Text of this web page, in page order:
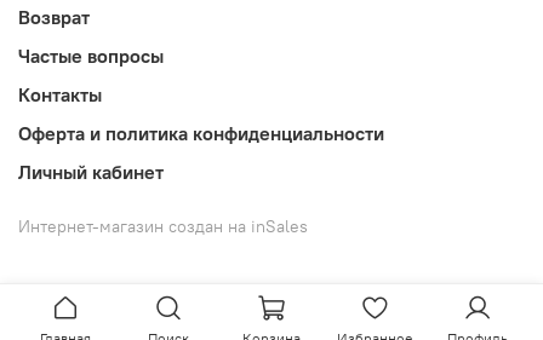
Возврат
Частые вопросы
Контакты
Оферта и политика конфиденциальности
Личный кабинет
Интернет-магазин создан на inSales